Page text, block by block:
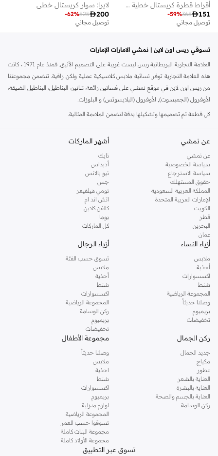
أقراط قطرة كريستال خطية من ليفيا
151
365
-59%
توصيل مجاني
لايرا: سوار كريستال خطي
200
525
-62%
توصيل مجاني
تسوقي ريس اون لاين | نمشي الامارات الإمارات
العلامة التجارية البريطانية ريس ليست غريبة على التصميم الأنيق. فمنذ عام 1971 ، كانت
هذه العلامة التجارية توفر نسائية ملابس كلاسيكية عملية ولكن راقية. تتضمن مجموعتنا
من ريس اون لاين في موقع نمشي على فساتين رائعة، تنانير، البناطيل، البناطيل الضيقة،
الأوفرول (الجمبسوت), الأوفرول (البلايسوتس) و البلوزات.
كل قطعة تم تصميمها وتشكيلها بدقة لتضمن الملاءمة المثالية.
تسوق ريس اون لاين دبي
ارفع من مستوى إطلالتك النهارية واشترِي ريس اون لاين من نمشي لإيجاد فساتين
فضفاضة تتلاءم بشكل مثالي مع الأحذية بدون كعب أو الأحذية مع كعب ويدج
وإكسسوارات مناسبة. ارفع من مستوى إطلالتك المسائية إلى مستوى جديد تماماً مع
الفساتين المفصَلة بصورة رائعة والتي تساعدك على التوهج. يتميز متجر ريس اون لاين
بمجموعة صغيرة ولكنها مذهلة لتناسب كل حدث. تصفح متجر ريس اون لاين لمعرفة ما
لدينا في المتجر. يمكنك أيضاً التحقق من المنتجات التي وصلت حديثاً أو التصفح حسب
اللون, الحجم, السعر أو المناسبة. نحن نجعل التسوق من ريس اون لاين أسهل، مع
يوم.
عن نمشي
عن نمشي
سياسة الخصوصية
سياسة الاسترجاع
حقوق المستهلك
المملكة العربية السعودية
الإمارات العربية المتحدة
الكويت
قطر
البحرين
عمان
أشهر الماركات
نايك
أديداس
نيو بالانس
جس
تومي هيلفيغر
اتش اند ام
كالفن كلاين
بوما
كل الماركات
أزياء النساء
ملابس
أحذية
اكسسوارات
شنط
المجموعة الرياضية
وصلنا حديثاً
بريميوم
تخفيضات
أزياء الرجال
تسوق حسب الفئة
ملابس
أحذية
شنط
اكسسوارات
المجموعة الرياضية
ركن الوسامة
بريميوم
تخفيضات
ركن الجمال
جديد الجمال
مكياج
عطور
العناية بالشعر
العناية بالبشرة
العناية بالجسم والصحة
ركن الوسامة
مجموعة الأطفال
وصلنا حديثاً
ملابس
احذية
شنط
اكسسوارات
بريميوم
لوازم منزلية
المجموعة الرياضية
تسوقوا حسب العمر
مجموعة البنات كاملة
مجموعة الأولاد كاملة
تسوق عبر التطبيق